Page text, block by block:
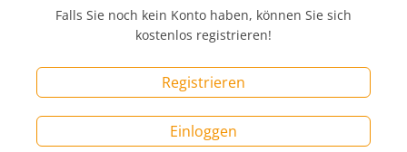
Falls Sie noch kein Konto haben, können Sie sich
kostenlos registrieren!
Registrieren
Einloggen